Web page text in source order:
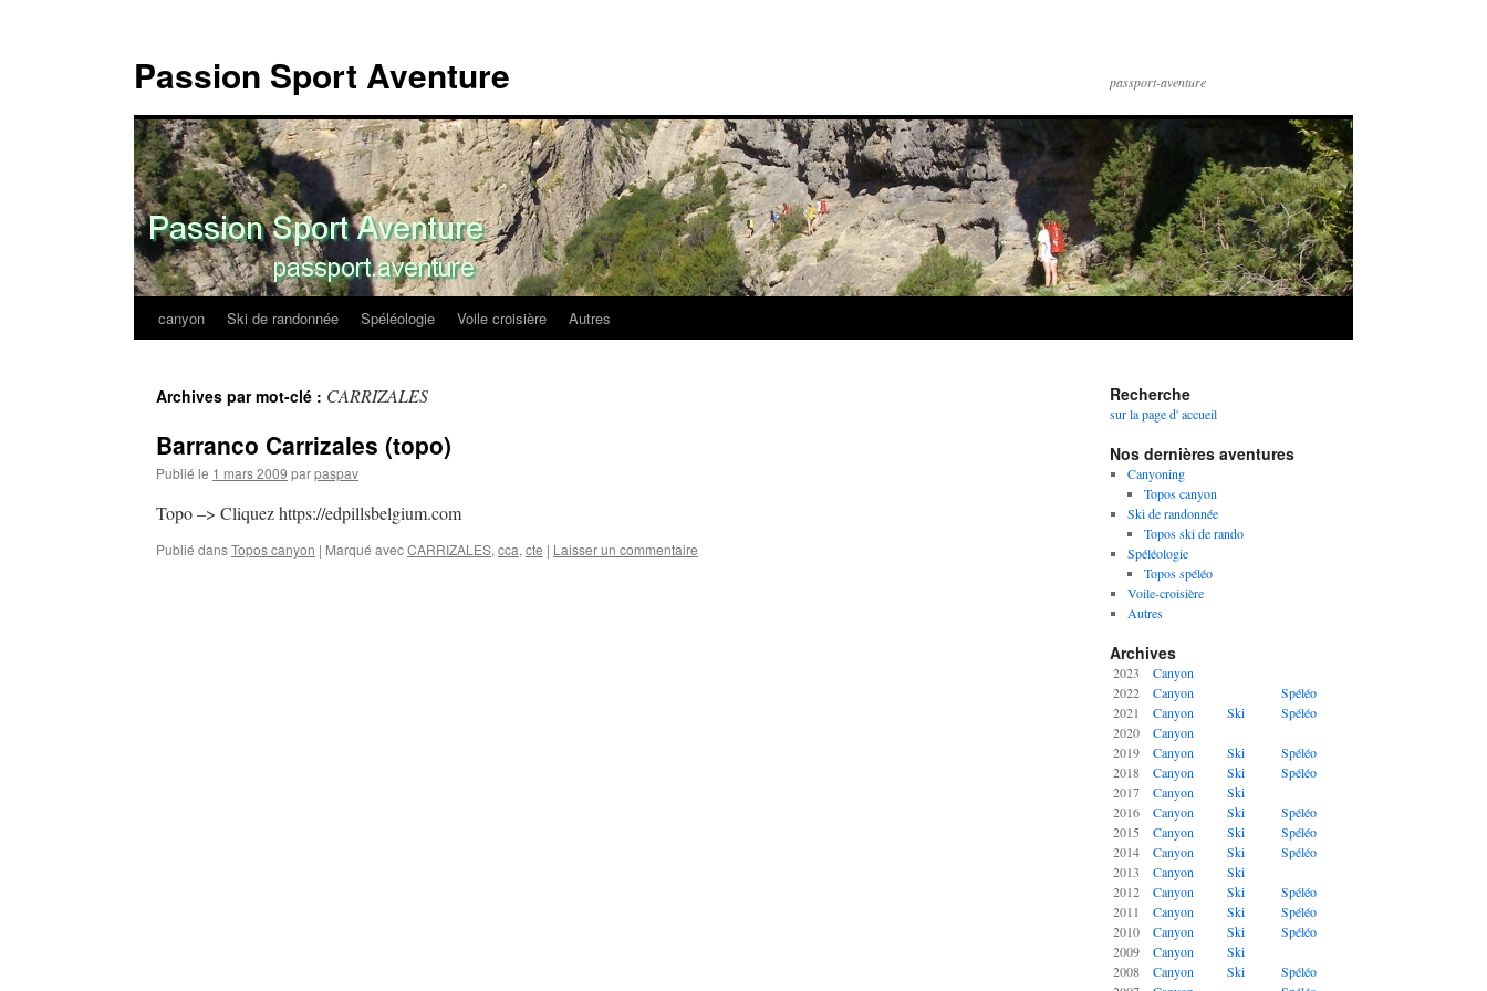
Passion Sport Aventure passport-aventure
Aller
contenu
canyon Ski de randonnée Spéléologie Voile croisière Autres
Archives par mot-clé : CARRIZALES
Barranco Carrizales (topo)
Publié le 1 mars 2009 parpaspav
Topo –> Cliquez https://edpillsbelgium.com
Publié dansTopos canyon | Marqué avecCARRIZALES, cca, cte | Laisser un commentaire
Recherche
sur la page d' accueil
Nos dernières aventures
Canyoning
Topos canyon
Ski de randonnée
Topos ski de rando
Spéléologie
Topos spéléo
Voile-croisière
Autres
Archives
2023
Canyon
2022
Canyon
Spéléo
2021
Canyon Ski
Spéléo
2020
Canyon
2019
Canyon Ski
Spéléo
2018
Canyon Ski
Spéléo
2017
Canyon
Ski
2016
Canyon Ski
Spéléo
2015
Canyon Ski
Spéléo
2014
Canyon Ski
Spéléo
2013
Canyon
Ski
2012
Canyon Ski
Spéléo
2011
Canyon Ski
Spéléo
2010
Canyon Ski
Spéléo
2009
Canyon
Ski
2008
Canyon Ski
Spéléo